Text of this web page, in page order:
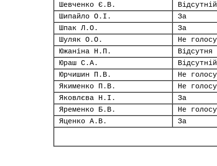
Шевченко Є.В.
Відсутній
Шипайло О.І.
За
Шпак Л.О.
За
Шуляк О.О.
Не
Южаніна Н.П.
Відсутня
Юраш С.А.
Відсутній
Юрчишин П.В.
Не
Якименко П.В.
Не
Яковлєва Н.І.
За
Яременко Б.В.
Не
Яценко А.В.
За